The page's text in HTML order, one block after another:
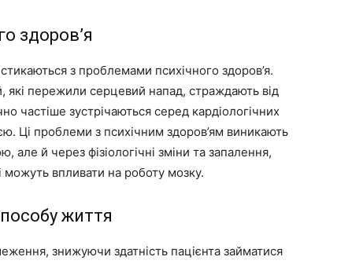
здоров’я
з проблемами психічного здоров’я.
пережили серцевий напад, страждають від
частіше зустрічаються серед кардіологічних
Ці проблеми з психічним здоров’ям виникають
але й через фізіологічні зміни та запалення,
можуть впливати на роботу мозку.
життя
знижуючи здатність пацієнта займатися